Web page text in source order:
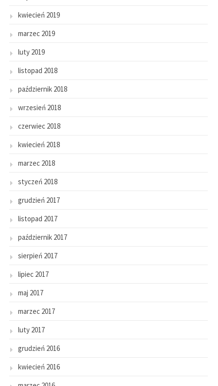
kwiecień 2019
marzec 2019
luty 2019
listopad 2018
październik 2018
wrzesień 2018
czerwiec 2018
kwiecień 2018
marzec 2018
styczeń 2018
grudzień 2017
listopad 2017
październik 2017
sierpień 2017
lipiec 2017
maj 2017
marzec 2017
luty 2017
grudzień 2016
kwiecień 2016